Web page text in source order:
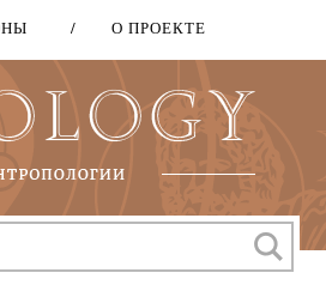
О ПРОЕКТЕ